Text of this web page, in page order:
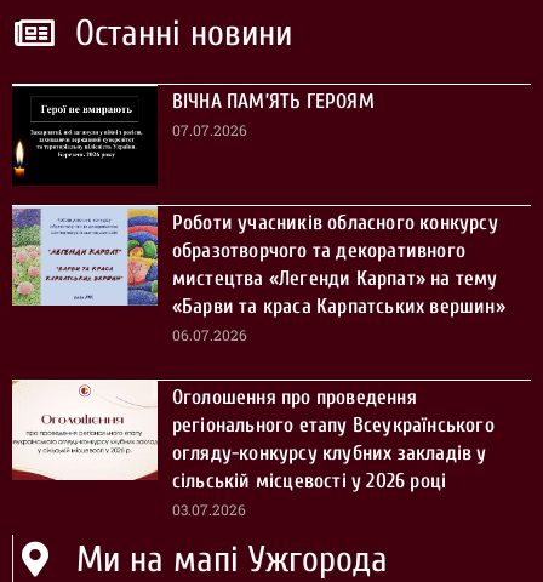
Останні новини
ВІЧНА ПАМ’ЯТЬ ГЕРОЯМ
07.07.2026
Роботи учасників обласного конкурсу
образотворчого та декоративного
мистецтва «Легенди Карпат» на тему
«Барви та краса Карпатських вершин»
06.07.2026
Оголошення про проведення
регіонального етапу Всеукраїнського
огляду-конкурсу клубних закладів у
сільській місцевості у 2026 році
03.07.2026
Ми на мапі Ужгорода